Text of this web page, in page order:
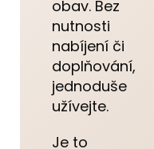
obav. Bez
nutnosti
nabíjení či
doplňování,
jednoduše
užívejte.
Je to